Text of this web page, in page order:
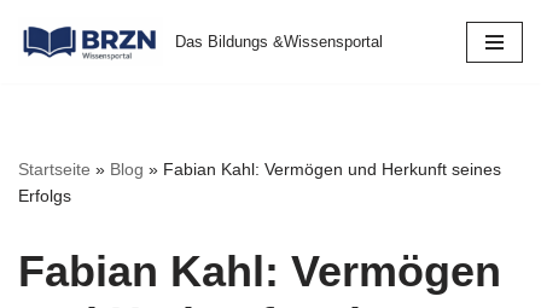
Zum
Das Bildungs &Wissensportal
Startseite » Blog » Fabian Kahl: Vermögen und Herkunft seines
Erfolgs
Fabian Kahl: Vermögen